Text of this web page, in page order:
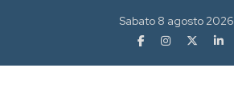
Sabato 8 agosto 2026